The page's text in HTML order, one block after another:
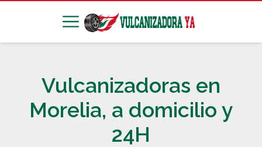
Vulcanizadoras en
Morelia, a domicilio y
24H